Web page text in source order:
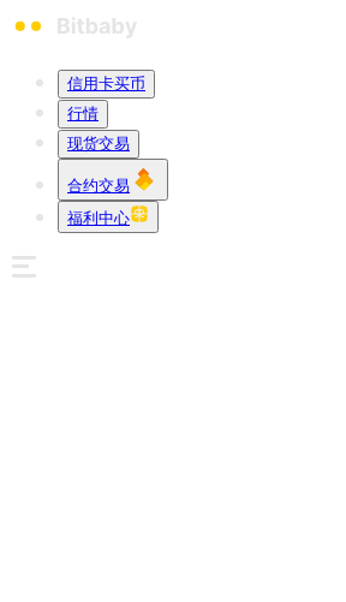
信用卡买币
行情
现货交易
合约交易
福利中心